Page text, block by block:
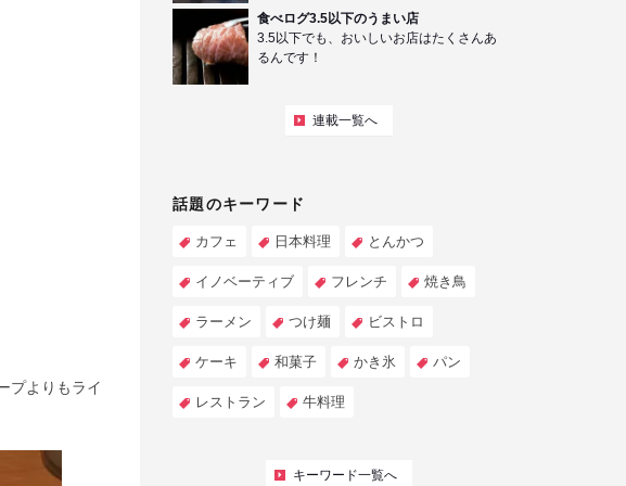
プよりもライ
食べログ3.5以下のうまい店
3.5以下でも、おいしいお店はたくさんあ
るんです！
連載一覧へ
話題のキーワード
カフェ 日本料理 とんかつ
イノベーティブ フレンチ 焼き鳥
ラーメン つけ麺 ビストロ
ケーキ 和菓子 かき氷 パン
レストラン 牛料理
キーワード一覧へ